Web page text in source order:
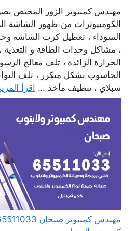
مهندس كمبيوتر الزور المختص
الكومبيوترات من ظهور الشاشة
السوداء ، تعطيل كرت الشاشة
، مشاكل وحدات الطاقة و
الحرارة الزائدة ، تلف معالج
الحاسوب بشكل متكرر ، تلف
سبلاي ، تنظيف مآخذ ... اقرأ